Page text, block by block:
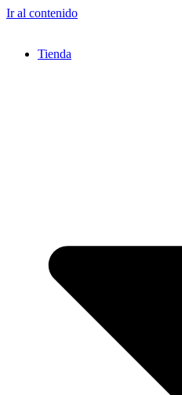
Ir al contenido
Tienda